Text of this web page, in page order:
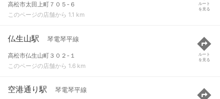
高松市太田上町７０５-６
このページの店舗から 1.1 km
ルート
を見る
仏生山駅 琴電琴平線
高松市仏生山町３０２-１
このページの店舗から 1.6 km
ルート
を見る
空港通り駅 琴電琴平線